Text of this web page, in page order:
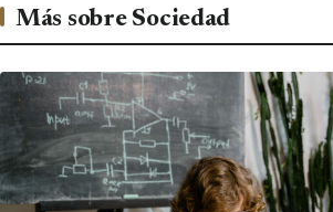
Más sobre Sociedad